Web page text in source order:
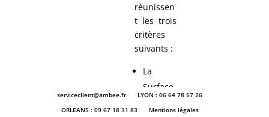
réunissen
t les trois
critères
suivants :
La
Surface
serviceclient@ambee.fr
LYON : 06 64 78 57 26
ORLEANS : 09 67 18 31 83
Mentions légales